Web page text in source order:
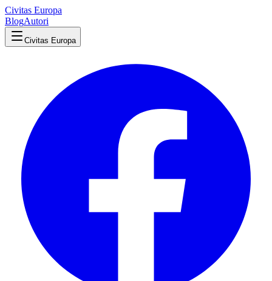
Civitas Europa
BlogAutori
Civitas Europa